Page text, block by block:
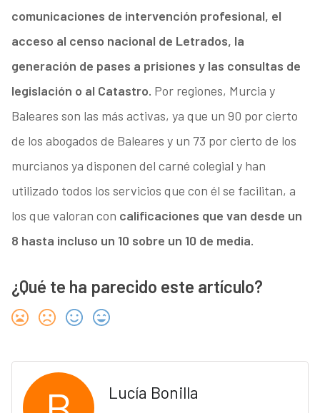
comunicaciones de intervención profesional, el
acceso al censo nacional de Letrados, la
generación de pases a prisiones y las consultas de
legislación o al Catastro. Por regiones, Murcia y
Baleares son las más activas, ya que un 90 por cierto
de los abogados de Baleares y un 73 por cierto de los
murcianos ya disponen del carné colegial y han
utilizado todos los servicios que con él se facilitan, a
los que valoran con calificaciones que van desde un
8 hasta incluso un 10 sobre un 10 de media.
¿Qué te ha parecido este artículo?
Lucía Bonilla